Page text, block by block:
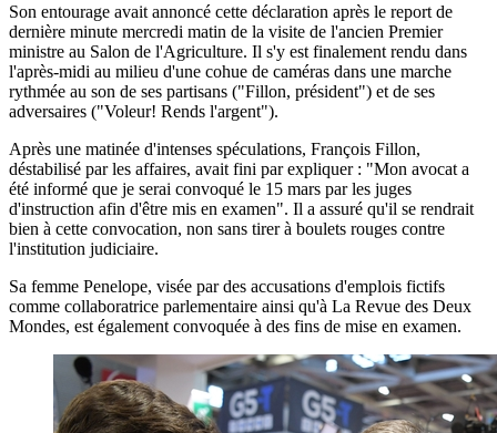
Son entourage avait annoncé cette déclaration après le report de
dernière minute mercredi matin de la visite de l'ancien Premier
ministre au Salon de l'Agriculture. Il s'y est finalement rendu dans
l'après-midi au milieu d'une cohue de caméras dans une marche
rythmée au son de ses partisans ("Fillon, président") et de ses
adversaires ("Voleur! Rends l'argent").
Après une matinée d'intenses spéculations, François Fillon,
déstabilisé par les affaires, avait fini par expliquer : "Mon avocat a
été informé que je serai convoqué le 15 mars par les juges
d'instruction afin d'être mis en examen". Il a assuré qu'il se rendrait
bien à cette convocation, non sans tirer à boulets rouges contre
l'institution judiciaire.
Sa femme Penelope, visée par des accusations d'emplois fictifs
comme collaboratrice parlementaire ainsi qu'à La Revue des Deux
Mondes, est également convoquée à des fins de mise en examen.